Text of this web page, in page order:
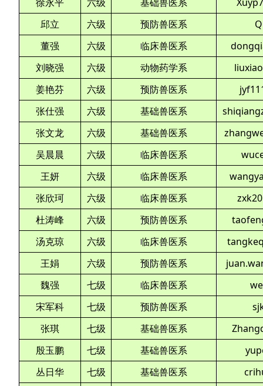
邱立
六级 预防兽医系
董强
六级 临床兽医系
刘晓强
六级 动物药学系
姜艳芬
六级 预防兽医系
张仕强
六级 基础兽医系
张文龙
六级 基础兽医系
吴晨晨
六级 临床兽医系
王妍
六级 临床兽医系
张欣珂
六级 临床兽医系
杜涛峰
六级 预防兽医系
汤克琼
六级 临床兽医系
王娟
六级 预防兽医系
魏强
七级 临床兽医系
宋军科
七级 预防兽医系
张琪
七级 基础兽医系
殷玉鹏
七级 基础兽医系
丛日华
七级 基础兽医系